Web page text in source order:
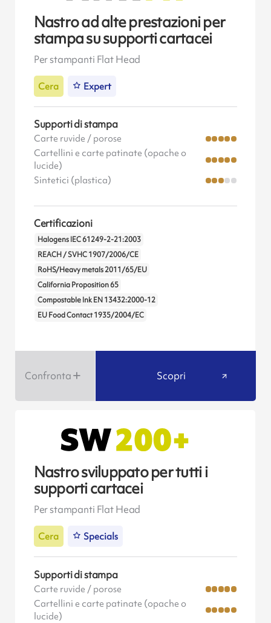
Nastro ad alte prestazioni per
stampa su supporti cartacei
Per stampanti Flat Head
Cera Expert
Supporti di stampa
Carte ruvide / porose
Cartellini e carte patinate (opache o
lucide)
Sintetici (plastica)
Certificazioni
Halogens IEC 61249-2-21:2003
REACH / SVHC 1907/2006/CE
RoHS/Heavy metals 2011/65/EU
California Proposition 65
Compostable Ink EN 13432:2000-12
EU Food Contact 1935/2004/EC
Confronta Scopri
Nastro sviluppato per tutti i
supporti cartacei
Per stampanti Flat Head
Cera Specials
Supporti di stampa
Carte ruvide / porose
Cartellini e carte patinate (opache o
lucide)